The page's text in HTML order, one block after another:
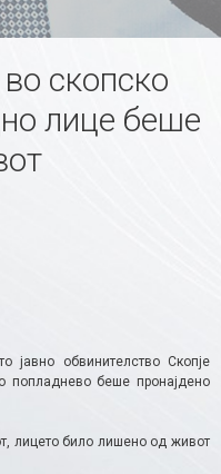
скопско
лице беше
јавно обвинителство Скопје
беше пронајдено
лицето било лишено од живот